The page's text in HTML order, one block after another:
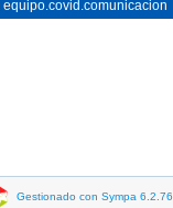
Gestionado con Sympa 6.2.76